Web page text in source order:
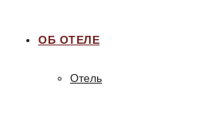
ОБ ОТЕЛЕ
Отель